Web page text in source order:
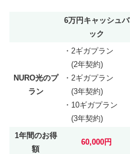
6万円キャッシュバ
ック
NURO光のプ
ラン
・2ギガプラン
(2年契約)
・2ギガプラン
(3年契約)
・10ギガプラン
(3年契約)
1年間のお得
額
60,000円